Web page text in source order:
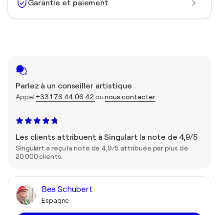
Garantie et paiement
Parlez à un conseiller artistique
Appel +33 1 76 44 06 42 ounous contacter
Les clients attribuent à Singulart la note de 4,9/5
Singulart a reçu la note de 4,9/5 attribuée par plus de
20 000 clients.
Bea Schubert
Espagne